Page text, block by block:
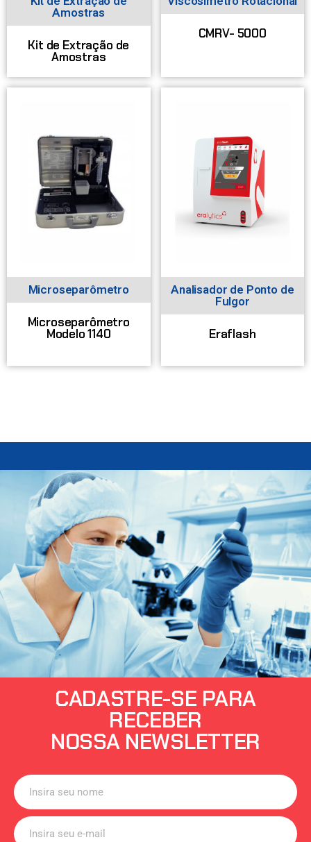
Amostras
Kit de Extração de
Amostras
CMRV- 5000
Microseparômetro
Microseparômetro
Modelo 1140
Analisador de Ponto de
Fulgor
Eraflash
CADASTRE-SE PARA
RECEBER
NOSSA NEWSLETTER